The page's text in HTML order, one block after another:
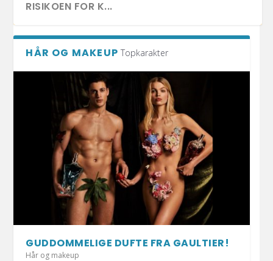
RISIKOEN FOR K...
HOLD DIT JULEHJERTE SUNDT I DECEMBER!
1.000 KRAMMEBAMSER PÅ VEJ TIL INDLAGTE
BØRN I ESBJ...
MERE END HALVDELEN AF DANSKERNE HAR
KATTEN MED I S...
DET ER SÆSON FOR DÅRLIG MAVE: UNDGÅ
AT BLIVE SYG A...
DIY: TRE FLISEPROJEKTER TIL DIN
SOMMERFERIE!
HÅR OG MAKEUP Topkarakter
GUDDOMMELIGE DUFTE FRA GAULTIER!
Hår og makeup